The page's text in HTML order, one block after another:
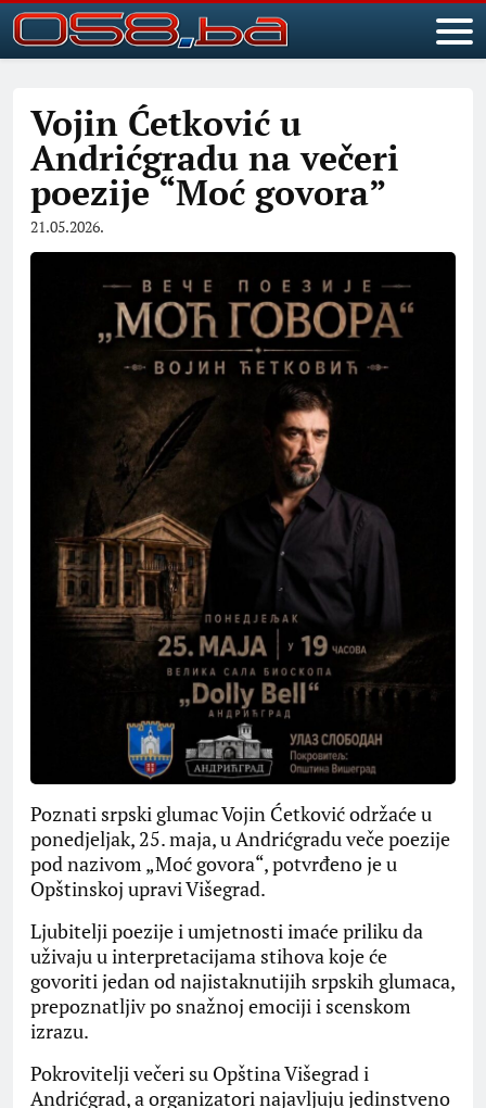
Vojin Ćetković u
Andrićgradu na večeri
poezije “Moć govora”
21.05.2026.
Poznati srpski glumac Vojin Ćetković održaće u
poned‌jeljak, 25. maja, u Andrićgradu veče poezije
pod nazivom „Moć govora“, potvrđeno je u
Opštinskoj upravi Višegrad.
Ljubitelji poezije i umjetnosti imaće priliku da
uživaju u interpretacijama stihova koje će
govoriti jedan od najistaknutijih srpskih glumaca,
prepoznatljiv po snažnoj emociji i scenskom
izrazu.
Pokrovitelji večeri su Opština Višegrad i
Andrićgrad, a organizatori najavljuju jedinstveno